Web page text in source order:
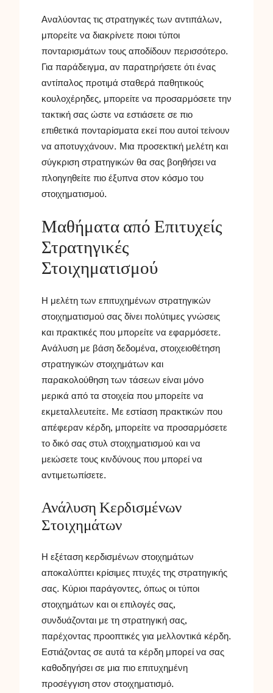
Αναλύοντας τις στρατηγικές των αντιπάλων,
μπορείτε να διακρίνετε ποιοι τύποι
πονταρισμάτων τους αποδίδουν περισσότερο.
Για παράδειγμα, αν παρατηρήσετε ότι ένας
αντίπαλος προτιμά σταθερά παθητικούς
κουλοχέρηδες, μπορείτε να προσαρμόσετε την
τακτική σας ώστε να εστιάσετε σε πιο
επιθετικά πονταρίσματα εκεί που αυτοί τείνουν
να αποτυγχάνουν. Μια προσεκτική μελέτη και
σύγκριση στρατηγικών θα σας βοηθήσει να
πλοηγηθείτε πιο έξυπνα στον κόσμο του
στοιχηματισμού.
Μαθήματα από Επιτυχείς
Στρατηγικές
Στοιχηματισμού
Η μελέτη των επιτυχημένων στρατηγικών
στοιχηματισμού σας δίνει πολύτιμες γνώσεις
και πρακτικές που μπορείτε να εφαρμόσετε.
Ανάλυση με βάση δεδομένα, στοιχειοθέτηση
στρατηγικών στοιχημάτων και
παρακολούθηση των τάσεων είναι μόνο
μερικά από τα στοιχεία που μπορείτε να
εκμεταλλευτείτε. Με εστίαση πρακτικών που
απέφεραν κέρδη, μπορείτε να προσαρμόσετε
το δικό σας στυλ στοιχηματισμού και να
μειώσετε τους κινδύνους που μπορεί να
αντιμετωπίσετε.
Ανάλυση Κερδισμένων
Στοιχημάτων
Η εξέταση κερδισμένων στοιχημάτων
αποκαλύπτει κρίσιμες πτυχές της στρατηγικής
σας. Κύριοι παράγοντες, όπως οι τύποι
στοιχημάτων και οι επιλογές σας,
συνδυάζονται με τη στρατηγική σας,
παρέχοντας προοπτικές για μελλοντικά κέρδη.
Εστιάζοντας σε αυτά τα κέρδη μπορεί να σας
καθοδηγήσει σε μια πιο επιτυχημένη
προσέγγιση στον στοιχηματισμό.